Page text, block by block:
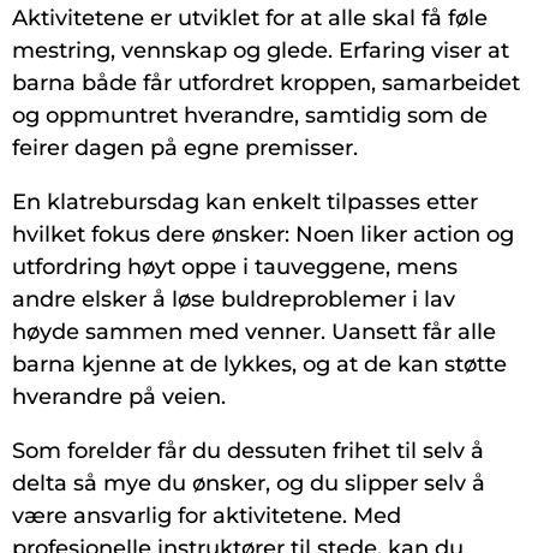
Aktivitetene er utviklet for at alle skal få føle
mestring, vennskap og glede. Erfaring viser at
barna både får utfordret kroppen, samarbeidet
og oppmuntret hverandre, samtidig som de
feirer dagen på egne premisser.
En klatrebursdag kan enkelt tilpasses etter
hvilket fokus dere ønsker: Noen liker action og
utfordring høyt oppe i tauveggene, mens
andre elsker å løse buldreproblemer i lav
høyde sammen med venner. Uansett får alle
barna kjenne at de lykkes, og at de kan støtte
hverandre på veien.
Som forelder får du dessuten frihet til selv å
delta så mye du ønsker, og du slipper selv å
være ansvarlig for aktivitetene. Med